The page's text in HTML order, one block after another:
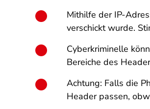
Mithilfe der IP-
verschickt wurde.
Cyberkriminelle
Bereiche des
Achtung: Falls die
Header passen,